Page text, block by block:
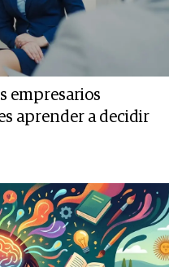
empresarios
aprender a decidir